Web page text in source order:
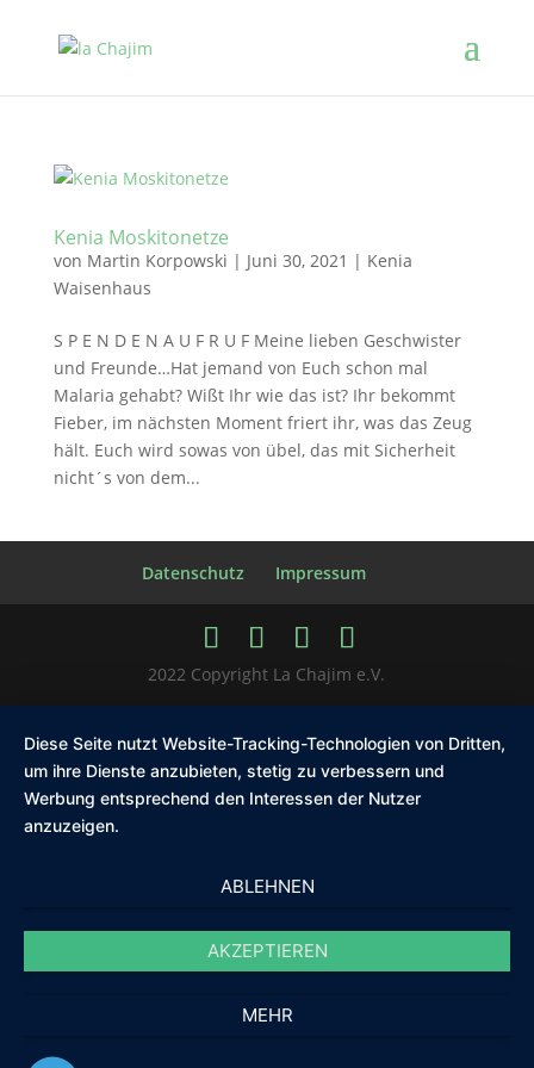
Kenia Moskitonetze
von Martin Korpowski | Juni 30, 2021 | Kenia
Waisenhaus
S P E N D E N A U F R U F Meine lieben Geschwister
und Freunde…Hat jemand von Euch schon mal
Malaria gehabt? Wißt Ihr wie das ist? Ihr bekommt
Fieber, im nächsten Moment friert ihr, was das Zeug
hält. Euch wird sowas von übel, das mit Sicherheit
nicht´s von dem...
Datenschutz Impressum
2022 Copyright La Chajim e.V.
Diese Seite nutzt Website-Tracking-Technologien von Dritten,
um ihre Dienste anzubieten, stetig zu verbessern und
Werbung entsprechend den Interessen der Nutzer
anzuzeigen.
ABLEHNEN
AKZEPTIEREN
MEHR